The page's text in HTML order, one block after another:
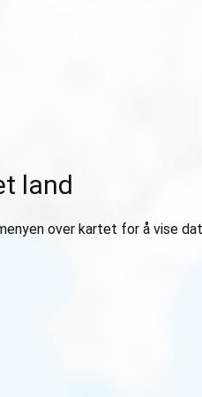
land
over kartet for å vise